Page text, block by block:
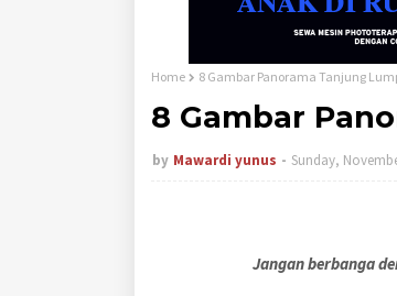
Home 8 Gambar Panorama Tanjung
8 Gambar
by Mawardi yunus Sunday,
Jangan berbanga